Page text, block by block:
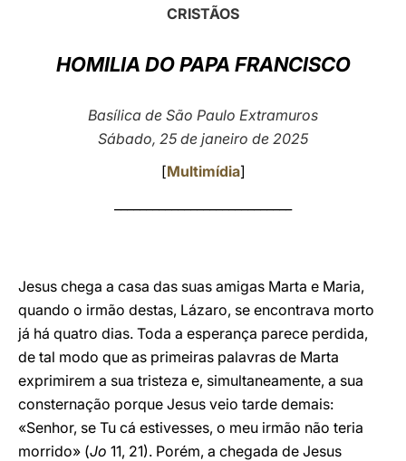
CRISTÃOS
HOMILIA DO PAPA FRANCISCO
Basílica de São Paulo Extramuros
Sábado, 25 de janeiro de 2025
[Multimídia]
Jesus chega a casa das suas amigas Marta e Maria,
quando o irmão destas, Lázaro, se encontrava morto
já há quatro dias. Toda a esperança parece perdida,
de tal modo que as primeiras palavras de Marta
exprimirem a sua tristeza e, simultaneamente, a sua
consternação porque Jesus veio tarde demais:
«Senhor, se Tu cá estivesses, o meu irmão não teria
morrido» (Jo 11, 21). Porém, a chegada de Jesus